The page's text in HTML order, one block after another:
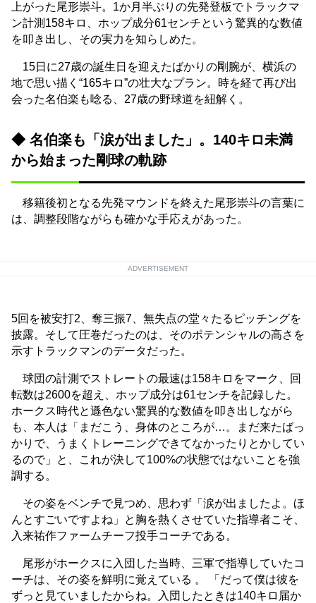
上がった尾形崇斗。1か月半ぶりの先発登板でトラックマ
ン計測158キロ、ホップ成分61センチという驚異的な数値
を叩き出し、その実力を知らしめた。
15日に27歳の誕生日を迎えたばかりの剛腕が、横浜の
地で思い描く“165キロ”の壮大なプラン。時を経て再び出
会った名伯楽も唸る、27歳の野球道を紐解く。
◆ 名伯楽も「涙が出ました」。140キロ未満
から始まった剛球の軌跡
移籍後初となる先発マウンドを終えた尾形崇斗の言葉に
は、調整段階ながらも確かな手応えがあった。
ADVERTISEMENT
5回を被安打2、奪三振7、無失点の堂々たるピッチングを
披露。そして圧巻だったのは、そのポテンシャルの高さを
示すトラックマンのデータだった。
球団の計測でストレートの最速は158キロをマーク、回
転数は2600を超え、ホップ成分は61センチを記録した。
ホークス時代と遜色ない驚異的な数値を叩き出しながら
も、本人は「まだこう、身体のところが…。まだ来たばっ
かりで、うまくトレーニングできてなかったりとかしてい
るので」と、これが決して100%の状態ではないことを強
調する。
その姿をベンチで見つめ、思わず「涙が出ましたよ。ほ
んとすごいですよね」と胸を熱くさせていた指導者こそ、
入来祐作ファームチーフ投手コーチである。
尾形がホークスに入団した当時、三軍で指導していたコ
ーチは、その姿を鮮明に覚えている 。 「だって僕は彼を
ずっと見ていましたからね。入団したときは140キロ届か